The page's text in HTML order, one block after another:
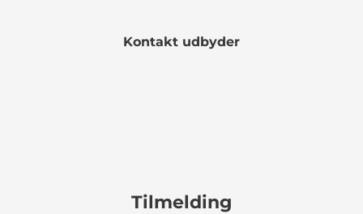
Kontakt udbyder
Tilmelding